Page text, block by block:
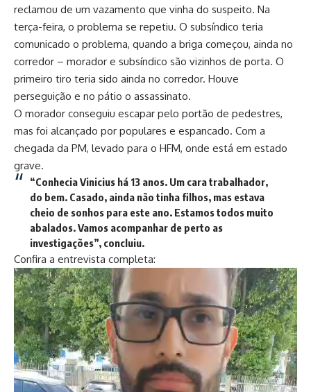
reclamou de um vazamento que vinha do suspeito. Na
terça-feira, o problema se repetiu. O subsíndico teria
comunicado o problema, quando a briga começou, ainda no
corredor – morador e subsíndico são vizinhos de porta. O
primeiro tiro teria sido ainda no corredor. Houve
perseguição e no pátio o assassinato.
O morador conseguiu escapar pelo portão de pedestres,
mas foi alcançado por populares e espancado. Com a
chegada da PM, levado para o HFM, onde está em estado
grave.
“Conhecia Vinicius há 13 anos. Um cara trabalhador,
do bem. Casado, ainda não tinha filhos, mas estava
cheio de sonhos para este ano. Estamos todos muito
abalados. Vamos acompanhar de perto as
investigações”, concluiu.
Confira a entrevista completa:
Tocador
de
vídeo